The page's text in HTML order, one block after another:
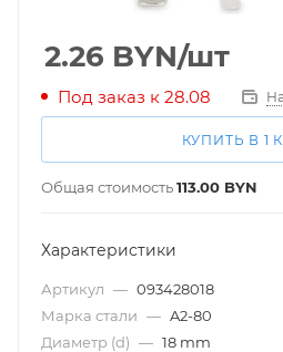
2.26 BYN/шт
Под заказ к 28.08
КУПИТЬ В 1
Общая стоимость113.00 BYN
Характеристики
Артикул — 093428018
Марка стали — A2-80
Диаметр (d) — 18 mm